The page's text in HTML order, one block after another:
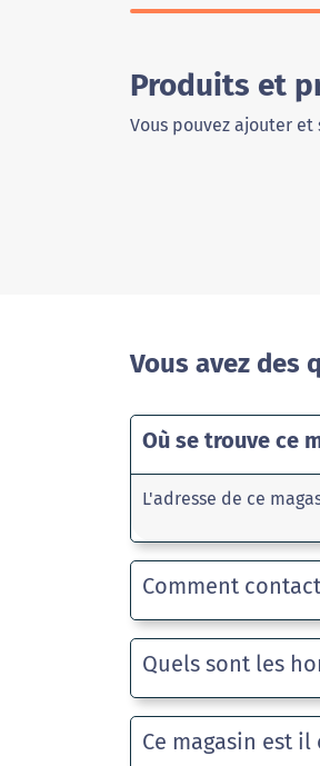
Produits et
Vous pouvez ajouter
Vous avez des
Où se trouve ce
L'adresse de ce
Comment
Quels sont les
Ce magasin est